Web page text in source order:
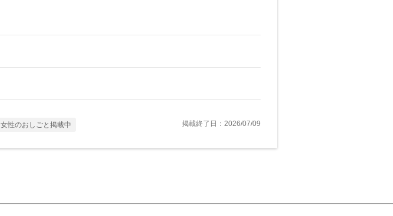
女性のおしごと掲載中 掲載終了日：2026/07/09